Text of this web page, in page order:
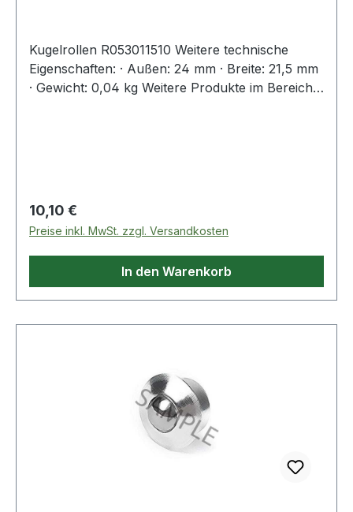
Kugelrollen R053011510 Weitere technische
Eigenschaften: · Außen: 24 mm · Breite: 21,5 mm
· Gewicht: 0,04 kg Weitere Produkte im Bereich
Regulärer Preis:
10,10 €
Preise inkl. MwSt. zzgl. Versandkosten
In den Warenkorb